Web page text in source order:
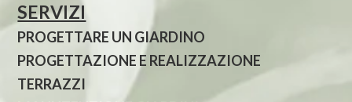
SERVIZI
PROGETTARE UN GIARDINO
PROGETTAZIONE E REALIZZAZIONE
TERRAZZI